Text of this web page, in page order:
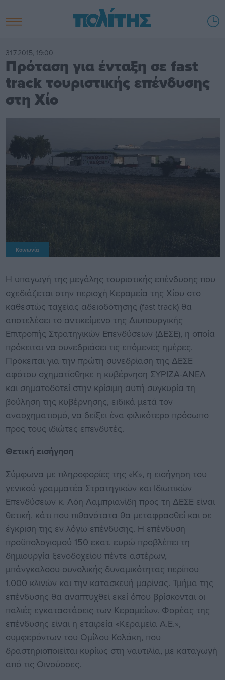
31.7.2015, 19:00
Πρόταση για ένταξη σε fast
track τουριστικής επένδυσης
στη Χίο
Κοινωνία
Η υπαγωγή της μεγάλης τουριστικής επένδυσης που
σχεδιάζεται στην περιοχή Κεραμεία της Χίου στο
καθεστώς ταχείας αδειοδότησης (fast track) θα
αποτελέσει το αντικείμενο της Διυπουργικής
Επιτροπής Στρατηγικών Επενδύσεων (ΔΕΣΕ), η οποία
πρόκειται να συνεδριάσει τις επόμενες ημέρες.
Πρόκειται για την πρώτη συνεδρίαση της ΔΕΣΕ
αφότου σχηματίσθηκε η κυβέρνηση ΣΥΡΙΖΑ-ΑΝΕΛ
και σηματοδοτεί στην κρίσιμη αυτή συγκυρία τη
βούληση της κυβέρνησης, ειδικά μετά τον
ανασχηματισμό, να δείξει ένα φιλικότερο πρόσωπο
προς τους ιδιώτες επενδυτές.
Θετική εισήγηση
Σύμφωνα με πληροφορίες της «Κ», η εισήγηση του
γενικού γραμματέα Στρατηγικών και Ιδιωτικών
Επενδύσεων κ. Λόη Λαμπριανίδη προς τη ΔΕΣΕ είναι
θετική, κάτι που πιθανότατα θα μεταφρασθεί και σε
έγκριση της εν λόγω επένδυσης. Η επένδυση
προϋπολογισμού 150 εκατ. ευρώ προβλέπει τη
δημιουργία ξενοδοχείου πέντε αστέρων,
μπάνγκαλοου συνολικής δυναμικότητας περίπου
1.000 κλινών και την κατασκευή μαρίνας. Τμήμα της
επένδυσης θα αναπτυχθεί εκεί όπου βρίσκονται οι
παλιές εγκαταστάσεις των Κεραμείων. Φορέας της
επένδυσης είναι η εταιρεία «Κεραμεία Α.Ε.»,
συμφερόντων του Ομίλου Κολάκη, που
δραστηριοποιείται κυρίως στη ναυτιλία, με καταγωγή
από τις Οινούσσες.